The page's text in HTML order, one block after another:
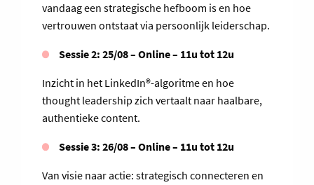
vandaag een strategische hefboom is en hoe
vertrouwen ontstaat via persoonlijk leiderschap.
Sessie 2: 25/08 – Online – 11u tot 12u
Inzicht in het LinkedIn®-algoritme en hoe
thought leadership zich vertaalt naar haalbare,
authentieke content.
Sessie 3: 26/08 – Online – 11u tot 12u
Van visie naar actie: strategisch connecteren en